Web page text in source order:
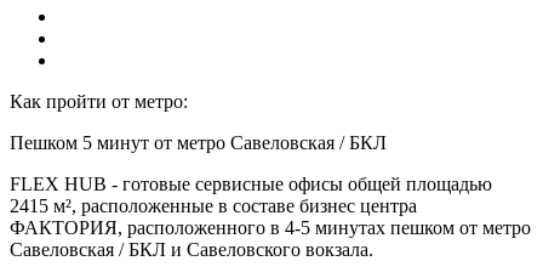
Как пройти от метро:
Пешком 5 минут от метро Савеловская / БКЛ
FLEX HUB - готовые сервисные офисы общей площадью
2415 м², расположенные в составе бизнес центра
ФАКТОРИЯ, расположенного в 4-5 минутах пешком от метро
Савеловская / БКЛ и Савеловского вокзала.